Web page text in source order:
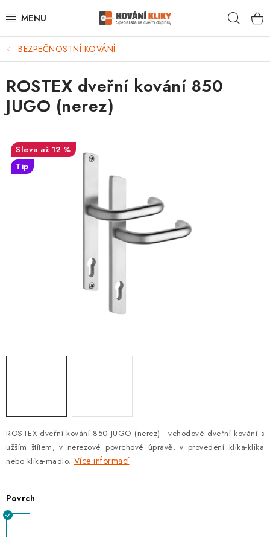
na
VÝPRODEJ - TOP AKCE
BLOG
UŽITEČNÉ RADY
VRÁCENÍ ZBOŽÍ
POŠTOVNÉ
CYLINDRICKÉ VLOŽKY
VISACÍ ZÁMKY
SPECIÁLNÍ KOVÁNÍ
BEZPEČNOSTNÍ KOVÁNÍ
ROSTEX dveřní kování 850 JUGO (nerez) - vchodové dveřní kování s
užším štítem, v nerezové povrchové úpravě, v provedení klika-klika
nebo klika-madlo. Více informací
Povrch
ROSTEX dveřní kování 850
JUGO (nerez)
až 12 %
Tip